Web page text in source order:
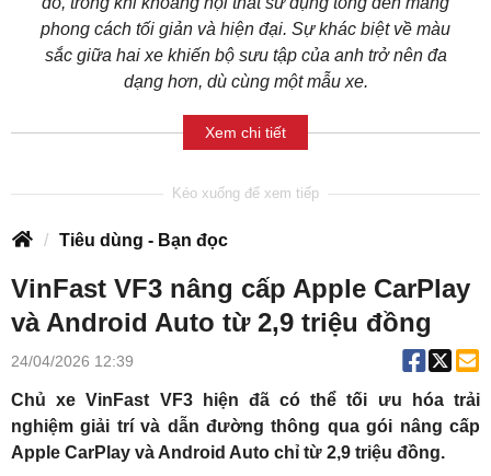
phong cách tối giản và hiện đại. Sự khác biệt về màu
sắc giữa hai xe khiến bộ sưu tập của anh trở nên đa
dạng hơn, dù cùng một mẫu xe.
Xem chi tiết
Tiêu dùng - Bạn đọc
VinFast VF3 nâng cấp Apple CarPlay
và Android Auto từ 2,9 triệu đồng
24/04/2026 12:39
Chủ xe VinFast VF3 hiện đã có thể tối ưu hóa trải
nghiệm giải trí và dẫn đường thông qua gói nâng cấp
Apple CarPlay và Android Auto chỉ từ 2,9 triệu đồng.